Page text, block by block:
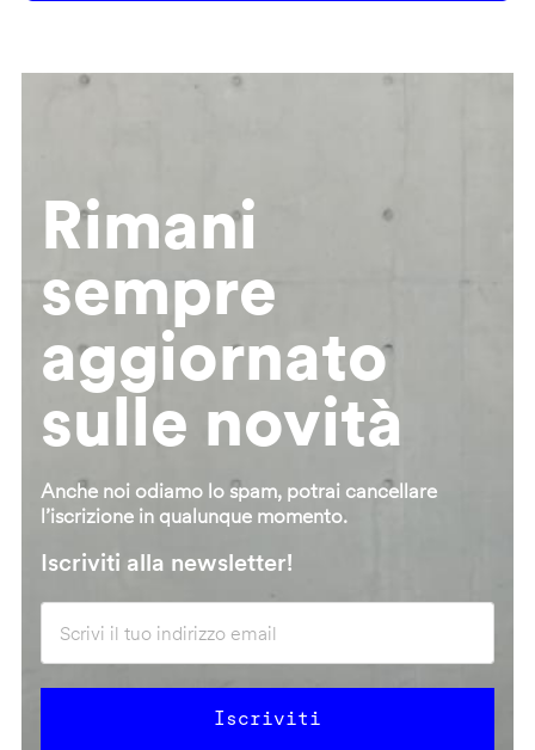
Rimani
sempre
aggiornato
sulle novità
Anche noi odiamo lo spam, potrai cancellare
l’iscrizione in qualunque momento.
Iscriviti alla newsletter!